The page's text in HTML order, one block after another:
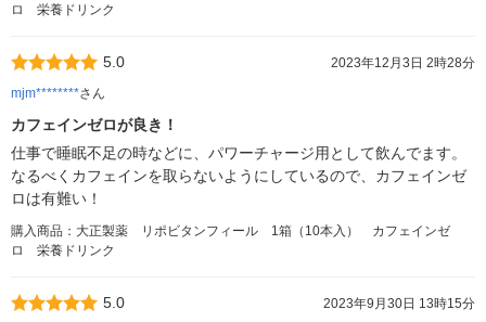
ロ 栄養ドリンク
5.0
2023年12月3日 2時28分
mjm********さん
カフェインゼロが良き！
仕事で睡眠不足の時などに、パワーチャージ用として飲んでます。
なるべくカフェインを取らないようにしているので、カフェインゼ
ロは有難い！
購入商品：大正製薬 リポビタンフィール 1箱（10本入） カフェインゼ
ロ 栄養ドリンク
5.0
2023年9月30日 13時15分